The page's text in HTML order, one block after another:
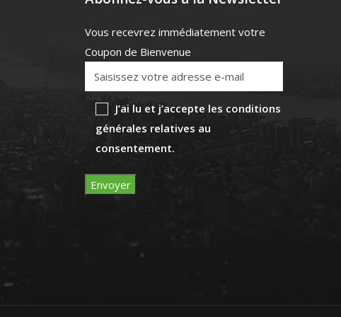
Vous recevrez immédiatement votre
Coupon de Bienvenue
J’ai lu et j’accepte les conditions
générales relatives au
consentement.